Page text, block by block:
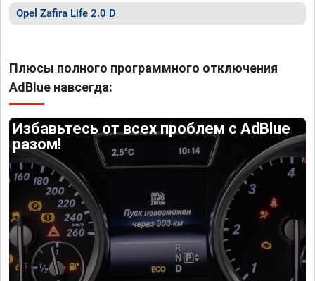
Opel Zafira Life 2.0 D
Плюсы полного программного отключения
AdBlue навсегда:
Избавьтесь от всех проблем с AdBlue
разом!